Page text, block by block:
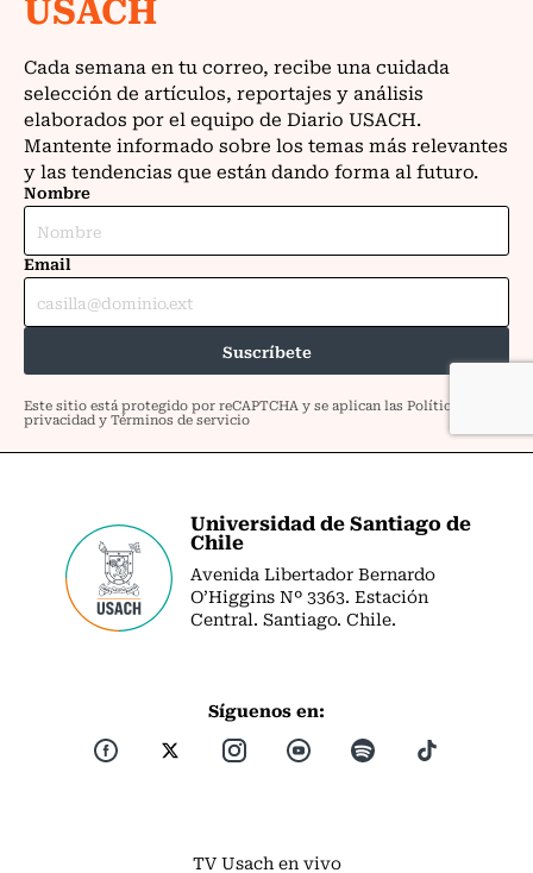
Universidad de Santiago de
Chile
Avenida Libertador Bernardo
O’Higgins Nº 3363. Estación
Central. Santiago. Chile.
Síguenos en:
TV Usach en vivo